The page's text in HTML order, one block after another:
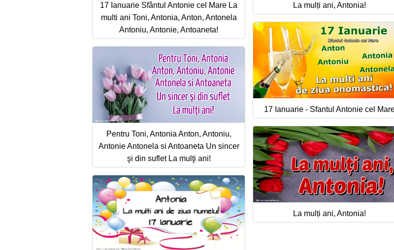
17 Ianuarie Sfântul Antonie cel Mare La
multi ani Toni, Antonia, Anton, Antonela
Antoniu, Antonie, Antoaneta!
La mulți ani, Antonia!
17 Ianuarie - Sfantul Antonie cel
Pentru Toni, Antonia Anton, Antoniu,
Antonie Antonela si Antoaneta Un sincer
şi din suflet La mulţi ani!
La mulți ani, Antonia!